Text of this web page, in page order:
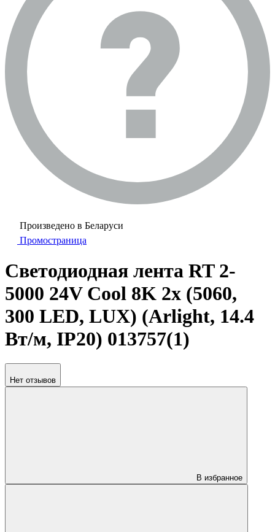
Произведено в Беларуси
Промостраница
Светодиодная лента RT 2-
5000 24V Cool 8K 2x (5060,
300 LED, LUX) (Arlight, 14.4
Вт/м, IP20) 013757(1)
Нет отзывов
В избранное